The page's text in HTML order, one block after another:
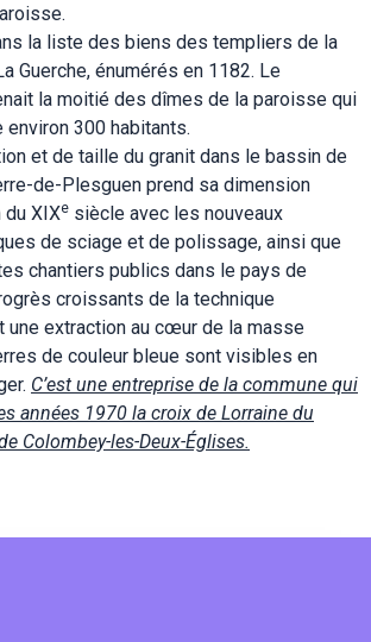
la liste des biens des templiers de la
Guerche, énumérés en 1182. Le
la moitié des dîmes de la paroisse qui
environ 300 habitants.
et de taille du granit dans le bassin de
de-Plesguen prend sa dimension
du XIXe siècle avec les nouveaux
de sciage et de polissage, ainsi que
chantiers publics dans le pays de
croissants de la technique
une extraction au cœur de la masse
de couleur bleue sont visibles en
C’est une entreprise de la commune qui
années 1970 la croix de Lorraine du
Colombey-les-Deux-Églises.